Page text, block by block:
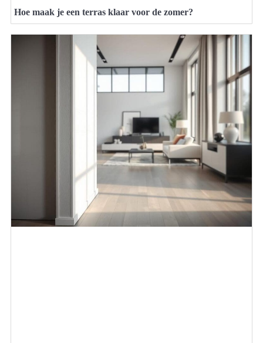
Hoe maak je een terras klaar voor de zomer?